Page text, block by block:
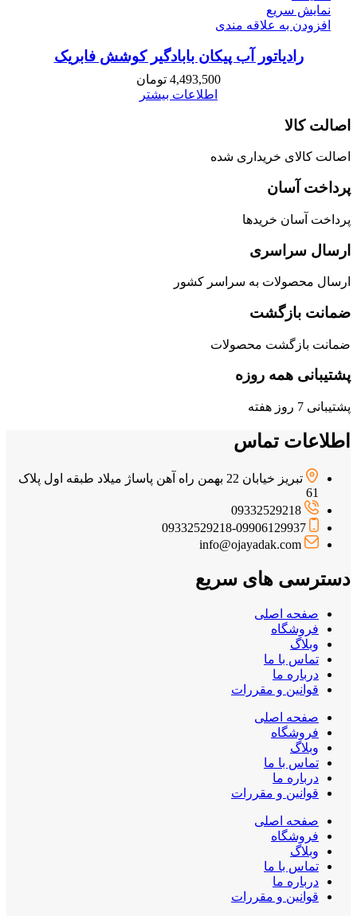
نمایش سریع
افزودن به علاقه مندی
رادیاتور آب پیکان بابادگیر کوشش فابریک
4,493,500 تومان
اطلاعات بیشتر
اصالت کالا
اصالت کالای خریداری شده
پرداخت آسان
پرداخت آسان خریدها
ارسال سراسری
ارسال محصولات به سراسر کشور
ضمانت بازگشت
ضمانت بازگشت محصولات
پشتیبانی همه روزه
پشتیبانی 7 روز هفته
اطلاعات تماس
تبریز خیابان 22 بهمن راه آهن پاساژ میلاد طبقه اول پلاک
61
09332529218
09332529218-09906129937
info@ojayadak.com
دسترسی های سریع
صفحه اصلی
فروشگاه
وبلاگ
تماس با ما
درباره ما
قوانین و مقررات
صفحه اصلی
فروشگاه
وبلاگ
تماس با ما
درباره ما
قوانین و مقررات
صفحه اصلی
فروشگاه
وبلاگ
تماس با ما
درباره ما
قوانین و مقررات